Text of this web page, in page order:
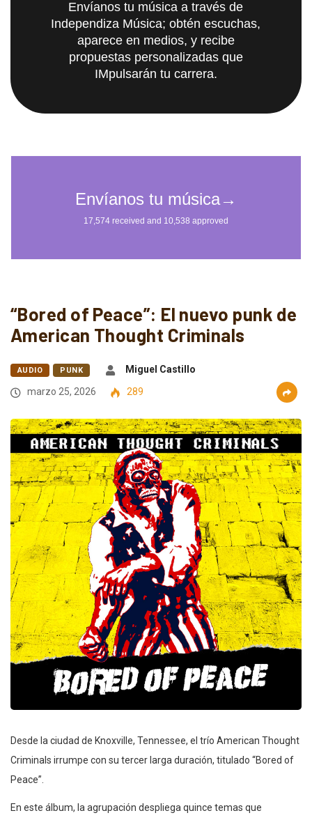
Envíanos tu música a través de
Independiza Música; obtén escuchas,
aparece en medios, y recibe
propuestas personalizadas que
IMpulsarán tu carrera.
“Bored of Peace”: El nuevo punk de
American Thought Criminals
AUDIO PUNK
Miguel Castillo
marzo 25, 2026
289
Desde la ciudad de Knoxville, Tennessee, el trío American Thought
Criminals irrumpe con su tercer larga duración, titulado “Bored of
Peace”.
En este álbum, la agrupación despliega quince temas que